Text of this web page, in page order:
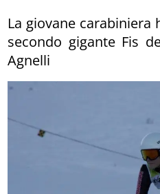
La giovane carabiniera
secondo gigante Fis
Agnelli